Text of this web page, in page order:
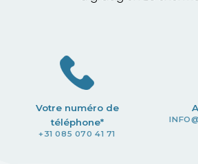
Votre numéro de
téléphone*
+31 085 070 41 71